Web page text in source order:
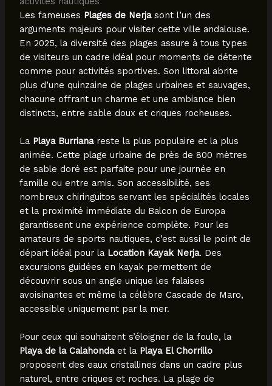
Les fameuses Plages de Nerjasont l’un des
arguments majeurs pour visiter cette ville andalouse.
En 2025, la diversité des plages assure à tous types
de visiteurs un cadre idéal pour moments de détente
comme pour activités sportives. Son littoral abrite
plus d’une quinzaine de plages urbaines et sauvages,
chacune offrant un charme et une ambiance bien
distincts, entre sable doux et criques rocheuses.
La Playa Burrianareste la plus populaire et la plus
animée. Cette plage urbaine de près de 800 mètres
de sable doré est parfaite pour une journée en
famille ou entre amis. Son accessibilité, ses
nombreux chiringuitos servant les spécialités locales
et la proximité immédiate du Balcon de Europa
garantissent une expérience complète. Pour les
amateurs de sports nautiques, c’est aussi le point de
départ idéal pour la Location Kayak Nerja. Des
excursions guidées en kayak permettent de
découvrir sous un angle unique les falaises
avoisinantes et même la célèbre Cascade de Maro,
accessible uniquement par la mer.
Pour ceux qui souhaitent s’éloigner de la foule, la
Playa de la Calahondaet la Playa El Chorrillo
proposent des eaux cristallines dans un cadre plus
naturel, entre criques et roches. La plage de